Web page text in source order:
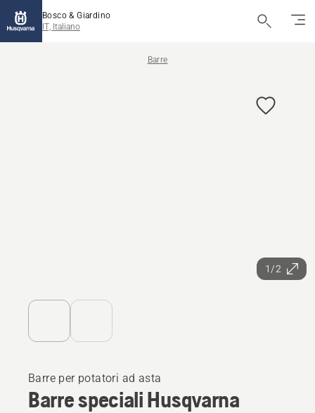
Bosco & Giardino
IT, Italiano
Barre
1/2
Barre per potatori ad asta
Barre speciali Husqvarna